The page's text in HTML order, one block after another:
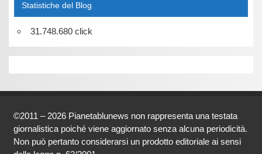
Statistiche del Blog
31.748.680 click
©2011 – 2026 Pianetablunews non rappresenta una testata
giornalistica poiché viene aggiornato senza alcuna periodicità.
Non può pertanto considerarsi un prodotto editoriale ai sensi